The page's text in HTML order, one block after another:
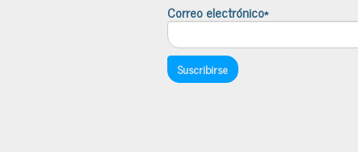
Correo electrónico*